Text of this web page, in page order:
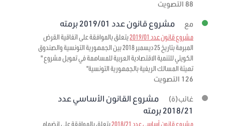
88 التصويت
مع مشروع قانون عدد 2019/01 برمته
مشروع قانون عدد 2019/01
يتعلق بالموافقة على اتفاقية القرض
المبرمة بتاريخ 25 ديسمبر 2018 بين الجمهورية التونسية والصندوق
الكويتي للتنمية الاقتصادية العربية للمساهمة في تمويل مشروع "
تهيئة المسالك الريفية بالجمهورية التونسية"
126 التصويت
غائب(ة)
مشروع القانون الأساسي عدد
2018/21 برمته
مشروع قانون أساسي عدد 2018/21
يتعلق بالموافقة على انضمام